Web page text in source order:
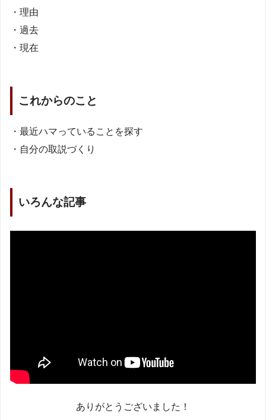
・理由
・過去
・現在
これからのこと
・最近ハマっていることを探す
・自分の取説づくり
いろんな記事
ありがとうございました！